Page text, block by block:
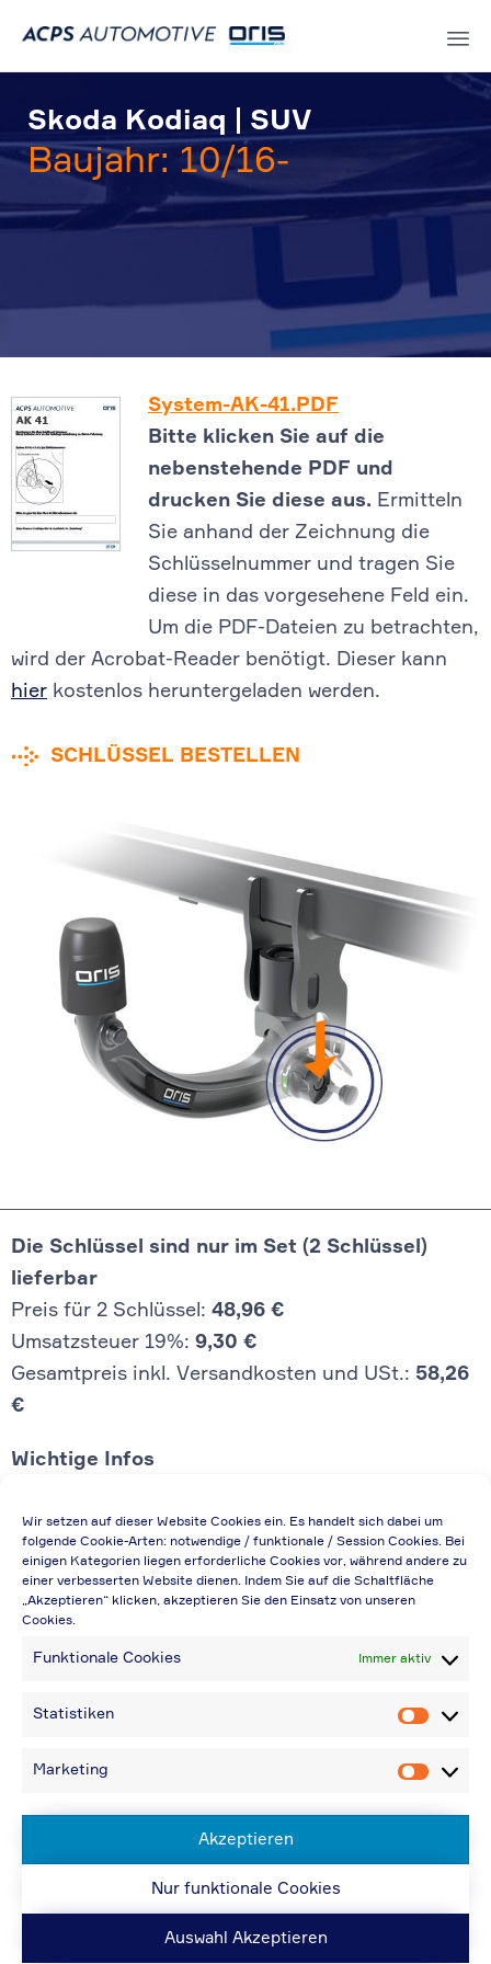
Wir setzen auf dieser Website Cookies ein. Es handelt sich dabei um
folgende Cookie-Arten: notwendige / funktionale / Session Cookies. Bei
einigen Kategorien liegen erforderliche Cookies vor, während andere zu
einer verbesserten Website dienen. Indem Sie auf die Schaltfläche
„Akzeptieren“ klicken, akzeptieren Sie den Einsatz von unseren
Cookies.
Funktionale Cookies Immer aktiv
Statistiken
Marketing
Akzeptieren
Nur funktionale Cookies
Auswahl Akzeptieren
Skoda Kodiaq | SUV
Baujahr: 10/16-
System-AK-41.PDF
Bitte klicken Sie auf die
nebenstehende PDF und
drucken Sie diese aus. Ermitteln
Sie anhand der Zeichnung die
Schlüsselnummer und tragen Sie
diese in das vorgesehene Feld ein.
Um die PDF-Dateien zu betrachten,
wird der Acrobat-Reader benötigt. Dieser kann
hier kostenlos heruntergeladen werden.
SCHLÜSSEL BESTELLEN
Die Schlüssel sind nur im Set (2 Schlüssel)
lieferbar
Preis für 2 Schlüssel: 48,96 €
Umsatzsteuer 19%: 9,30 €
Gesamtpreis inkl. Versandkosten und USt.: 58,26
€
Wichtige Infos
Die Preisangabe gilt auch für
Handelsbetriebe (Netto-Preis, ohne
Rabattabzug)
Falls durch Falschangaben im Bestellformular
Bei Rückfragen können Sie uns über die E-
Bei Angabe von USt-IdNr und Bestellungen
| Website: ORIS